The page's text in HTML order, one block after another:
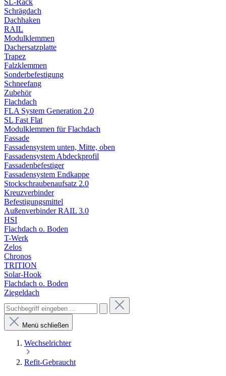
SL-Rack
Schrägdach
Dachhaken
RAIL
Modulklemmen
Dachersatzplatte
Trapez
Falzklemmen
Sonderbefestigung
Schneefang
Zubehör
Flachdach
FLA System Generation 2.0
SL Fast Flat
Modulklemmen für Flachdach
Fassade
Fassadensystem unten, Mitte, oben
Fassadensystem Abdeckprofil
Fassadenbefestiger
Fassadensystem Endkappe
Stockschrauben­aufsatz 2.0
Kreuzverbinder
Befestigungsmittel
Außenverbinder RAIL 3.0
HSI
Flachdach o. Boden
T-Werk
Zelos
Chronos
TRITION
Solar-Hook
Flachdach o. Boden
Ziegeldach
Menü schließen
Wechselrichter
Refit-Gebraucht